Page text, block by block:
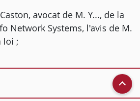
avocat de M. Y..., de la
Network Systems, l'avis de M.
loi ;